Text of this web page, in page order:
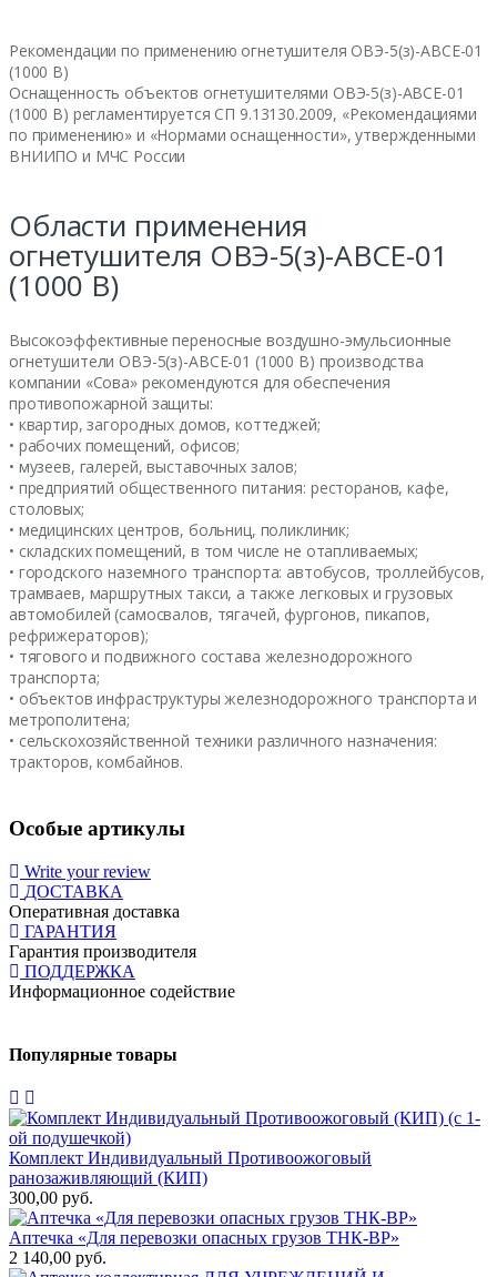
Рекомендации по применению огнетушителя ОВЭ-5(з)-АВСЕ-01
(1000 В)
Оснащенность объектов огнетушителями ОВЭ-5(з)-АВСЕ-01
(1000 В) регламентируется СП 9.13130.2009, «Рекомендациями
по применению» и «Нормами оснащенности», утвержденными
ВНИИПО и МЧС России
Области применения
огнетушителя ОВЭ-5(з)-АВСЕ-01
(1000 В)
Высокоэффективные переносные воздушно-эмульсионные
огнетушители ОВЭ-5(з)-АВСЕ-01 (1000 В) производства
компании «Сова» рекомендуются для обеспечения
противопожарной защиты:
• квартир, загородных домов, коттеджей;
• рабочих помещений, офисов;
• музеев, галерей, выставочных залов;
• предприятий общественного питания: ресторанов, кафе,
столовых;
• медицинских центров, больниц, поликлиник;
• складских помещений, в том числе не отапливаемых;
• городского наземного транспорта: автобусов, троллейбусов,
трамваев, маршрутных такси, а также легковых и грузовых
автомобилей (самосвалов, тягачей, фургонов, пикапов,
рефрижераторов);
• тягового и подвижного состава железнодорожного
транспорта;
• объектов инфраструктуры железнодорожного транспорта и
метрополитена;
• сельскохозяйственной техники различного назначения:
тракторов, комбайнов.
Особые артикулы
Write your review
ДОСТАВКА
Оперативная доставка
ГАРАНТИЯ
Гарантия производителя
ПОДДЕРЖКА
Информационное содействие
Популярные товары
Комплект Индивидуальный Противоожоговый
ранозаживляющий (КИП)
300,00 руб.
Аптечка «Для перевозки опасных грузов ТНК-BP»
2 140,00 руб.